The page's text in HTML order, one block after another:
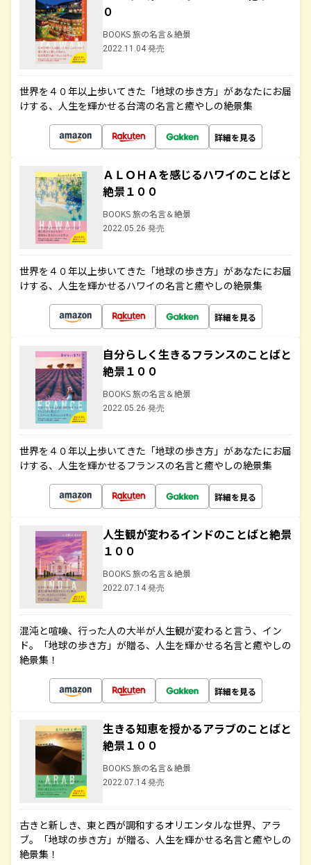
０
BOOKS 旅の名言＆絶景
2022.11.04 発売
世界を４０年以上歩いてきた「地球の歩き方」があなたにお届
けする、人生を輝かせる台湾の名言と癒やしの絶景集
詳細を見る
ＡＬＯＨＡを感じるハワイのことばと
絶景１００
BOOKS 旅の名言＆絶景
2022.05.26 発売
世界を４０年以上歩いてきた「地球の歩き方」があなたにお届
けする、人生を輝かせるハワイの名言と癒やしの絶景集
詳細を見る
自分らしく生きるフランスのことばと
絶景１００
BOOKS 旅の名言＆絶景
2022.05.26 発売
世界を４０年以上歩いてきた「地球の歩き方」があなたにお届
けする、人生を輝かせるフランスの名言と癒やしの絶景集
詳細を見る
人生観が変わるインドのことばと絶景
１００
BOOKS 旅の名言＆絶景
2022.07.14 発売
混沌と喧噪、行った人の大半が人生観が変わると言う、イン
ド。「地球の歩き方」が贈る、人生を輝かせる名言と癒やしの
絶景集！
詳細を見る
生きる知恵を授かるアラブのことばと
絶景１００
BOOKS 旅の名言＆絶景
2022.07.14 発売
古きと新しき、東と西が調和するオリエンタルな世界、アラ
ブ。「地球の歩き方」が贈る、人生を輝かせる名言と癒やしの
絶景集！